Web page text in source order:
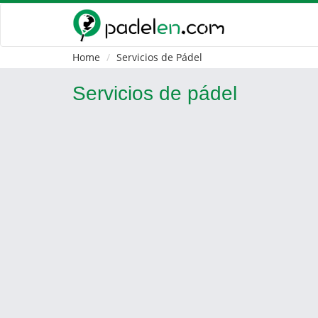
Home Servicios de Pádel
Servicios de pádel